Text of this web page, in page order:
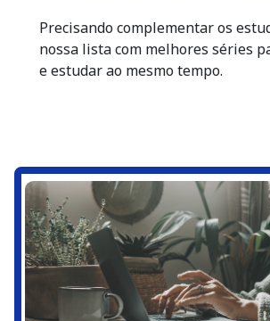
Precisando complementar os
nossa lista com melhores séries
e estudar ao mesmo tempo.